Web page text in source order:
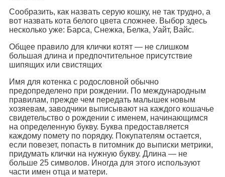
Сообразить, как назвать серую кошку, не так трудно, а
вот назвать кота белого цвета сложнее. Выбор здесь
несколько уже: Барса, Снежка, Белка, Уайт, Вайс.
Общее правило для клички котят — не слишком
большая длина и предпочтительное присутствие
шипящих или свистящих
Имя для котенка с родословной обычно
предопределено при рождении. По международным
правилам, прежде чем передать малышек новым
хозяевам, заводчики выписывают на каждого кошачье
свидетельство о рождении с именем, начинающимся
на определенную букву. Буква предоставляется
каждому помету по порядку. Покупателям остается,
если повезет, попасть в питомник до выписки метрики,
придумать клички на нужную букву. Длина — не
больше 25 символов. Иногда для этого используют
части имен отца и матери.